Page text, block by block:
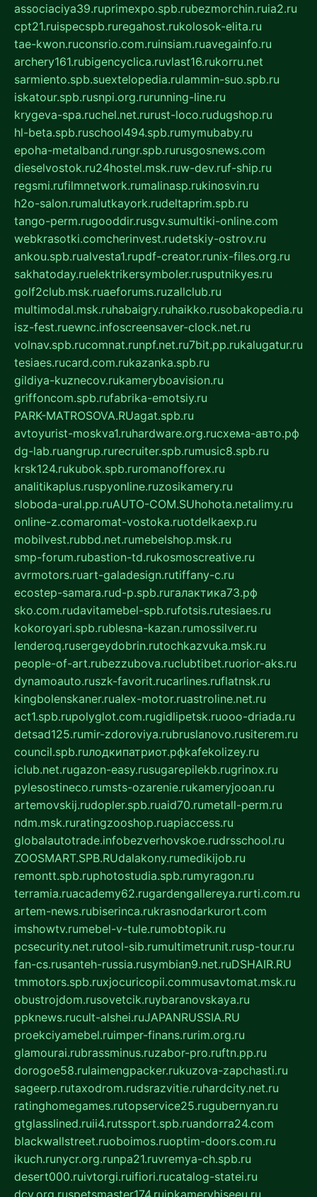
associaciya39.ruprimexpo.spb.rubezmorchin.ruia2.ru
cpt21.ruispecspb.ruregahost.rukolosok-elita.ru
tae-kwon.ruconsrio.com.ruinsiam.ruavegainfo.ru
archery161.rubigencyclica.ruvlast16.rukorru.net
sarmiento.spb.suextelopedia.rulammin-suo.spb.ru
iskatour.spb.rusnpi.org.rurunning-line.ru
krygeva-spa.ruchel.net.rurust-loco.rudugshop.ru
hl-beta.spb.ruschool494.spb.rumymubaby.ru
epoha-metalband.rungr.spb.rurusgosnews.com
dieselvostok.ru24hostel.msk.ruw-dev.ruf-ship.ru
regsmi.rufilmnetwork.rumalinasp.rukinosvin.ru
h2o-salon.rumalutkayork.rudeltaprim.spb.ru
tango-perm.rugooddir.rusgv.sumultiki-online.com
webkrasotki.comcherinvest.rudetskiy-ostrov.ru
ankou.spb.rualvesta1.rupdf-creator.runix-files.org.ru
sakhatoday.ruelektrikersymboler.rusputnikyes.ru
golf2club.msk.ruaeforums.ruzallclub.ru
multimodal.msk.ruhabaigry.ruhaikko.rusobakopedia.ru
isz-fest.ruewnc.infoscreensaver-clock.net.ru
volnav.spb.rucomnat.runpf.net.ru7bit.pp.rukalugatur.ru
tesiaes.rucard.com.rukazanka.spb.ru
gildiya-kuznecov.rukameryboavision.ru
griffoncom.spb.rufabrika-emotsiy.ru
PARK-MATROSOVA.RUagat.spb.ru
avtoyurist-moskva1.ruhardware.org.ruсхема-авто.рф
dg-lab.ruangrup.rurecruiter.spb.rumusic8.spb.ru
krsk124.rukubok.spb.ruromanofforex.ru
analitikaplus.ruspyonline.ruzosikamery.ru
sloboda-ural.pp.ruAUTO-COM.SUhohota.netalimy.ru
online-z.comaromat-vostoka.ruotdelkaexp.ru
mobilvest.rubbd.net.rumebelshop.msk.ru
smp-forum.rubastion-td.rukosmoscreative.ru
avrmotors.ruart-galadesign.rutiffany-c.ru
ecostep-samara.rud-p.spb.ruгалактика73.рф
sko.com.rudavitamebel-spb.rufotsis.rutesiaes.ru
kokoroyari.spb.rublesna-kazan.rumossilver.ru
lenderoq.rusergeydobrin.rutochkazvuka.msk.ru
people-of-art.rubezzubova.ruclubtibet.ruorior-aks.ru
dynamoauto.ruszk-favorit.rucarlines.ruflatnsk.ru
kingbolenskaner.rualex-motor.ruastroline.net.ru
act1.spb.rupolyglot.com.rugidlipetsk.ruooo-driada.ru
detsad125.rumir-zdoroviya.rubruslanovo.rusiterem.ru
council.spb.ruлодкипатриот.рфkafekolizey.ru
iclub.net.rugazon-easy.rusugarepilekb.rugrinox.ru
pylesostineco.rumsts-ozarenie.rukameryjooan.ru
artemovskij.rudopler.spb.ruaid70.rumetall-perm.ru
ndm.msk.ruratingzooshop.ruapiaccess.ru
globalautotrade.infobezverhovskoe.rudrsschool.ru
ZOOSMART.SPB.RUdalakony.rumedikijob.ru
remontt.spb.ruphotostudia.spb.rumyragon.ru
terramia.ruacademy62.rugardengallereya.rurti.com.ru
artem-news.rubiserinca.rukrasnodarkurort.com
imshowtv.rumebel-v-tule.rumobtopik.ru
pcsecurity.net.rutool-sib.rumultimetrunit.rusp-tour.ru
fan-cs.rusanteh-russia.rusymbian9.net.ruDSHAIR.RU
tmmotors.spb.ruxjocuricopii.commusavtomat.msk.ru
obustrojdom.rusovetcik.ruybaranovskaya.ru
ppknews.rucult-alshei.ruJAPANRUSSIA.RU
proekciyamebel.ruimper-finans.rurim.org.ru
glamourai.rubrassminus.ruzabor-pro.ruftn.pp.ru
dorogoe58.rulaimengpacker.rukuzova-zapchasti.ru
sageerp.rutaxodrom.rudsrazvitie.ruhardcity.net.ru
ratinghomegames.rutopservice25.rugubernyan.ru
gtglasslined.ruii4.rutssport.spb.ruandorra24.com
blackwallstreet.ruoboimos.ruoptim-doors.com.ru
ikuch.runycr.org.runpa21.ruvremya-ch.spb.ru
desert000.ruivtorgi.ruifiori.rucatalog-statei.ru
dcv.org.ruspetsmaster174.ruipkameryhiseeu.ru